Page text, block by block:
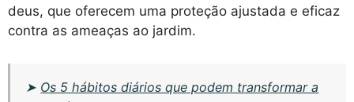
deus, que oferecem uma proteção ajustada e eficaz
contra as ameaças ao jardim.
➤ Os 5 hábitos diários que podem transformar a